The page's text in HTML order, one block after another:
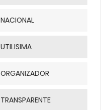
NACIONAL
UTILISIMA
ORGANIZADOR
TRANSPARENTE